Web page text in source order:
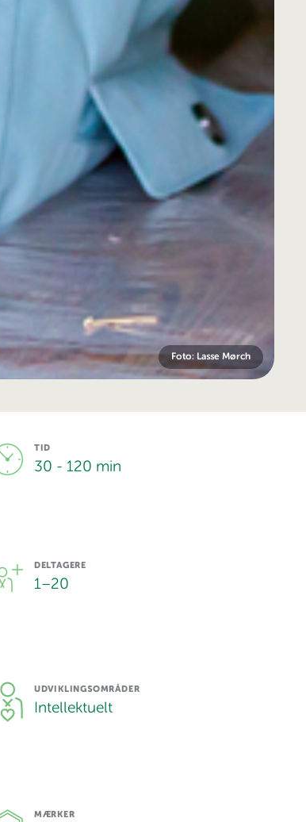
Foto: Lasse Mørch
TID
30 - 120 min
DELTAGERE
1–20
UDVIKLINGSOMRÅDER
Intellektuelt
MÆRKER